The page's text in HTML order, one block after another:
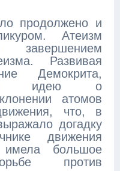
продолжено и
Атеизм
завершением
Развивая
Демокрита,
идею о
атомов
что, в
догадку
движения
большое
против